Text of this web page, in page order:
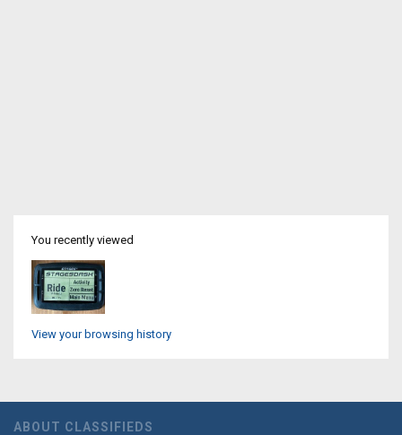
You recently viewed
View your browsing history
ABOUT CLASSIFIEDS